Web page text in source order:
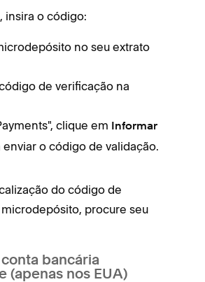
insira o código:
no seu extrato
de verificação na
clique em
Informar
enviar o código de validação.
do código de
procure seu
bancária
(apenas nos EUA)